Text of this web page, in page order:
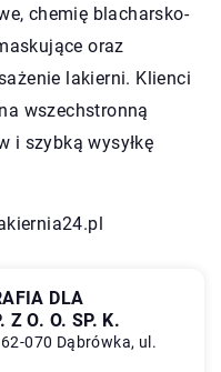
chemię blacharsko-
oraz
lakierni. Klienci
wszechstronną
i szybką wysyłkę
DLA
Z O. O. SP. K.
070 Dąbrówka, ul.